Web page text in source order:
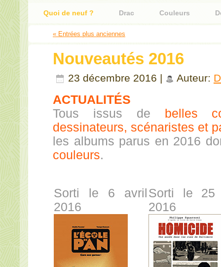
Quoi de neuf ? Drac Couleurs
« Entrées plus anciennes
Nouveautés 2016
23 décembre 2016 | Auteur:
ACTUALITÉS
Tous issus de belles
dessinateurs, scénaristes et
les albums parus en 2016
couleurs.
Sorti le 6 avril
2016
Sorti le 25
2016